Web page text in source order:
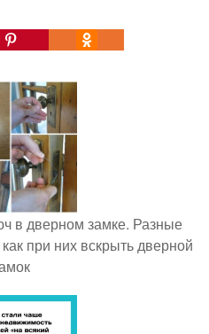
в дверном замке. Разные
при них вскрыть дверной